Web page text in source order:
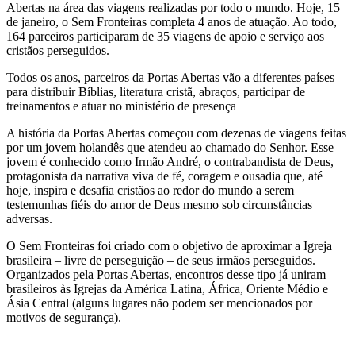
Abertas na área das viagens realizadas por todo o mundo. Hoje, 15
de janeiro, o Sem Fronteiras completa 4 anos de atuação. Ao todo,
164 parceiros participaram de 35 viagens de apoio e serviço aos
cristãos perseguidos.
Todos os anos, parceiros da Portas Abertas vão a diferentes países
para distribuir Bíblias, literatura cristã, abraços, participar de
treinamentos e atuar no ministério de presença
A história da Portas Abertas começou com dezenas de viagens feitas
por um jovem holandês que atendeu ao chamado do Senhor. Esse
jovem é conhecido como Irmão André, o contrabandista de Deus,
protagonista da narrativa viva de fé, coragem e ousadia que, até
hoje, inspira e desafia cristãos ao redor do mundo a serem
testemunhas fiéis do amor de Deus mesmo sob circunstâncias
adversas.
O Sem Fronteiras foi criado com o objetivo de aproximar a Igreja
brasileira – livre de perseguição – de seus irmãos perseguidos.
Organizados pela Portas Abertas, encontros desse tipo já uniram
brasileiros às Igrejas da América Latina, África, Oriente Médio e
Ásia Central (alguns lugares não podem ser mencionados por
motivos de segurança).